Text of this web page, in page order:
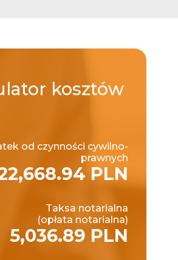
kosztów
od czynności cywilno-
prawnych
PLN
Taksa notarialna
(opłata notarialna)
5,036.89 PLN